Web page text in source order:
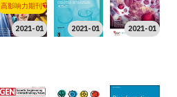
2021-01
高影响力期刊
2021-01 2021-01